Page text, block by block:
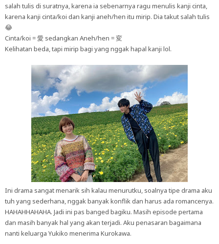
salah tulis di suratnya, karena ia sebenarnya ragu menulis kanji cinta,
karena kanji cinta/koi dan kanji aneh/hen itu mirip. Dia takut salah tulis
😂
Cinta/koi =愛 sedangkan Aneh/hen =変
Kelihatan beda, tapi mirip bagi yang nggak hapal kanji lol.
Ini drama sangat menarik sih kalau menurutku, soalnya tipe drama aku
tuh yang sederhana, nggak banyak konflik dan harus ada romancenya.
HAHAHHAHAHA. Jadi ini pas banged bagiku. Masih episode pertama
dan masih banyak hal yang akan terjadi. Aku penasaran bagaimana
nanti keluarga Yukiko menerima Kurokawa.